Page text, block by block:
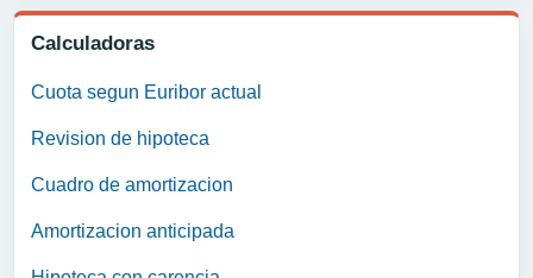
Calculadoras
Cuota segun Euribor actual
Revision de hipoteca
Cuadro de amortizacion
Amortizacion anticipada